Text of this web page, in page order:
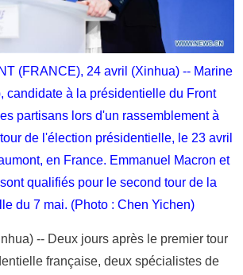
(FRANCE), 24 avril (Xinhua) -- Marine
candidate à la présidentielle du Front
partisans lors d'un rassemblement à
de l'élection présidentielle, le 23 avril
en France. Emmanuel Macron et
qualifiés pour le second tour de la
du 7 mai. (Photo : Chen Yichen)
-- Deux jours après le premier tour
française, deux spécialistes de